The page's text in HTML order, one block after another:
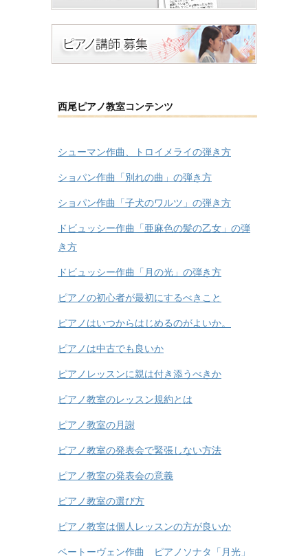
西尾ピアノ教室コンテンツ
シューマン作曲、トロイメライの弾き方
ショパン作曲「別れの曲」の弾き方
ショパン作曲「子犬のワルツ」の弾き方
ドビュッシー作曲「亜麻色の髪の乙女」の弾
き方
ドビュッシー作曲「月の光」の弾き方
ピアノの初心者が最初にするべきこと
ピアノはいつからはじめるのがよいか。
ピアノは中古でも良いか
ピアノレッスンに親は付き添うべきか
ピアノ教室のレッスン規約とは
ピアノ教室の月謝
ピアノ教室の発表会で緊張しない方法
ピアノ教室の発表会の意義
ピアノ教室の選び方
ピアノ教室は個人レッスンの方が良いか
ベートーヴェン作曲 ピアノソナタ「月光」